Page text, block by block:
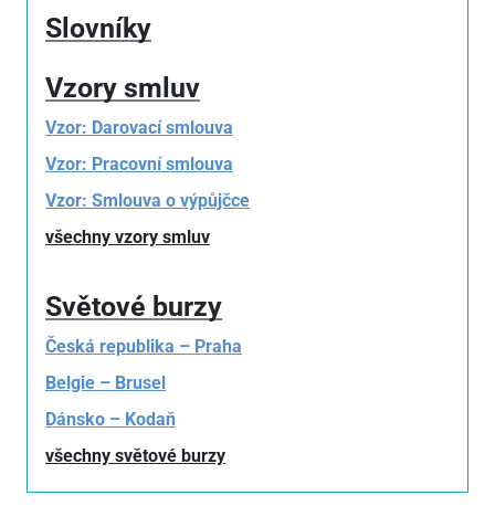
Slovníky
Vzory smluv
Vzor: Darovací smlouva
Vzor: Pracovní smlouva
Vzor: Smlouva o výpůjčce
všechny vzory smluv
Světové burzy
Česká republika – Praha
Belgie – Brusel
Dánsko – Kodaň
všechny světové burzy